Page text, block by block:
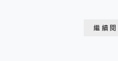
繼續閱